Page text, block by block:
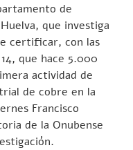
de
, que investiga
certificar, con las
que hace 5.000
actividad de
de cobre en la
Francisco
de la Onubense